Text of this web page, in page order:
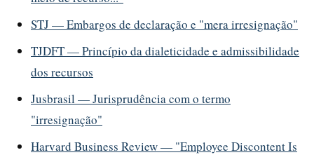
STJ — Embargos de declaração e "mera irresignação"
TJDFT — Princípio da dialeticidade e admissibilidade
dos recursos
Jusbrasil — Jurisprudência com o termo
"irresignação"
Harvard Business Review — "Employee Discontent Is